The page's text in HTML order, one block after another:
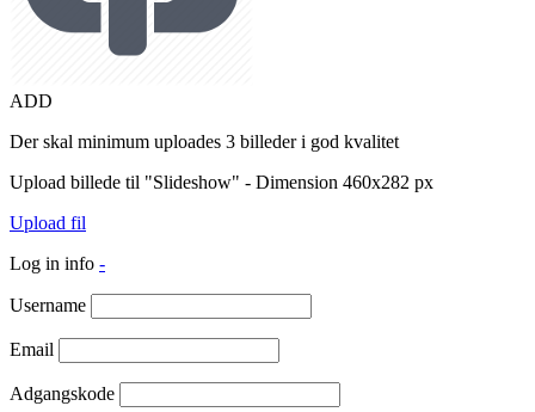
ADD
Der skal minimum uploades 3 billeder i god kvalitet
Upload billede til "Slideshow" - Dimension 460x282 px
Upload fil
Log in info -
Username
Email
Adgangskode